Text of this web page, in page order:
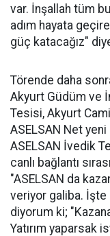
var. İnşallah tüm
adım hayata
güç katacağız"
Törende daha
Akyurt Güdüm ve
Tesisi, Akyurt
ASELSAN Net yeni
ASELSAN İvedik
canlı bağlantı
"ASELSAN da
veriyor galiba. İşte
diyorum ki;
Yatırım yaparsak